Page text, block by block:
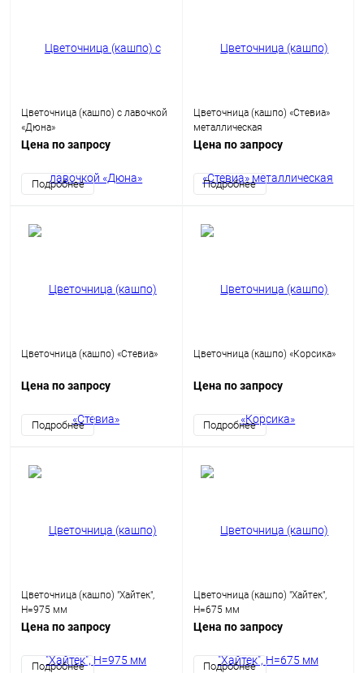
Цветочница (кашпо) с лавочкой
«Дюна»
Цена по запросу
Подробнее
Цветочница (кашпо) «Стевиа»
металлическая
Цена по запросу
Подробнее
Цветочница (кашпо) «Стевиа»
Цена по запросу
Подробнее
Цветочница (кашпо) «Корсика»
Цена по запросу
Подробнее
Цветочница (кашпо) "Хайтек",
H=975 мм
Цена по запросу
Подробнее
Цветочница (кашпо) "Хайтек",
H=675 мм
Цена по запросу
Подробнее